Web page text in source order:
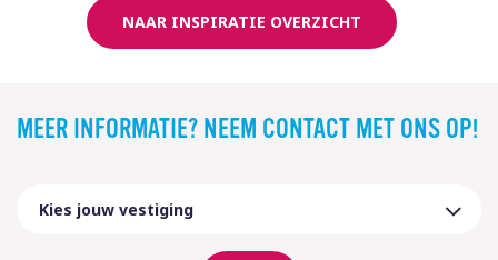
NAAR INSPIRATIE OVERZICHT
MEER INFORMATIE? NEEM CONTACT MET ONS OP!